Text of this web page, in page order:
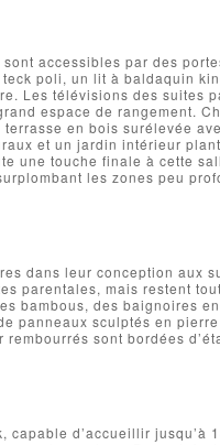
accessibles par des
poli, un lit à baldaquin
Les télévisions des suites
espace de rangement.
en bois surélevée
et un jardin intérieur
une touche finale à cette
les zones peu
dans leur conception aux
parentales, mais restent
bambous, des baignoires
panneaux sculptés en
sont bordées
d’accueillir jusqu’à